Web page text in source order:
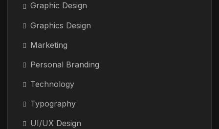
Graphic Design
Graphics Design
Marketing
Personal Branding
Technology
Typography
UI/UX Design